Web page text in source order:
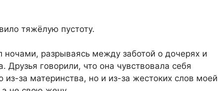
тяжёлую пустоту.
разрываясь между заботой о дочерях и
Друзья говорили, что она чувствовала себя
из-за материнства, но и из-за жестоких слов моей